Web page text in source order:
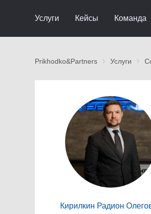
Услуги Кейсы Команда
Prikhodko&Partners Услуги
Кирилкин Радион